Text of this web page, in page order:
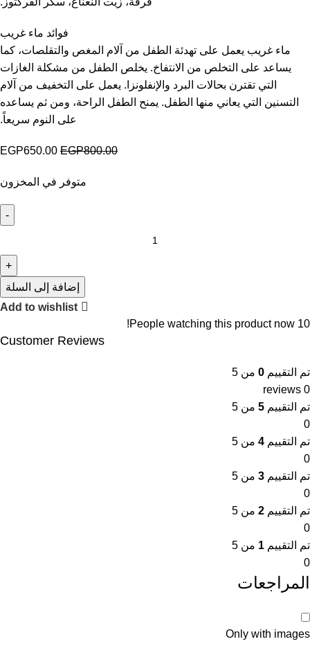
فوائد ماء غريب
ماء غريب يعمل على تهدئة الطفل من آلام المغص والتقلصات، كما
يساعد على التخلص من الانتفاخ. يخلص الطفل من مشكلة الغازات
التي تقترن بحالات البرد والإنفلونزا. يعمل على التخفيف من آلام
التسنين التي يعاني منها الطفل. يمنح الطفل الراحة، ومن ثم يساعده
على النوم سريعاً.
EGP800.00
EGP650.00
متوفر في المخزون
إضافة إلى السلة
Add to wishlist
10
People watching this product now!
Customer Reviews
تم التقييم 0 من 5
0 reviews
تم التقييم 5 من 5
0
تم التقييم 4 من 5
0
تم التقييم 3 من 5
0
تم التقييم 2 من 5
0
تم التقييم 1 من 5
0
المراجعات
Only with images